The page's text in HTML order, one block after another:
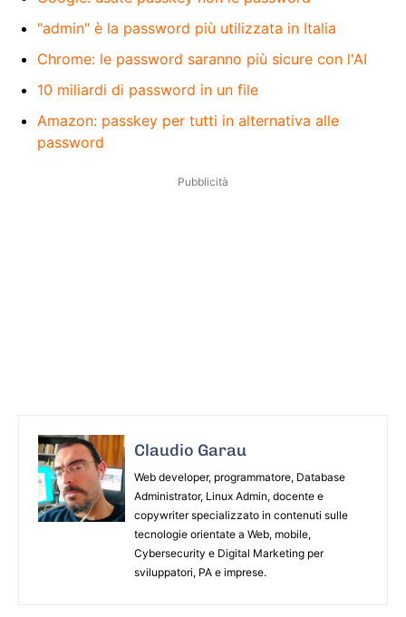
"admin" è la password più utilizzata in Italia
Chrome: le password saranno più sicure con l'AI
10 miliardi di password in un file
Amazon: passkey per tutti in alternativa alle
password
Pubblicità
Claudio Garau
Web developer, programmatore, Database
Administrator, Linux Admin, docente e
copywriter specializzato in contenuti sulle
tecnologie orientate a Web, mobile,
Cybersecurity e Digital Marketing per
sviluppatori, PA e imprese.